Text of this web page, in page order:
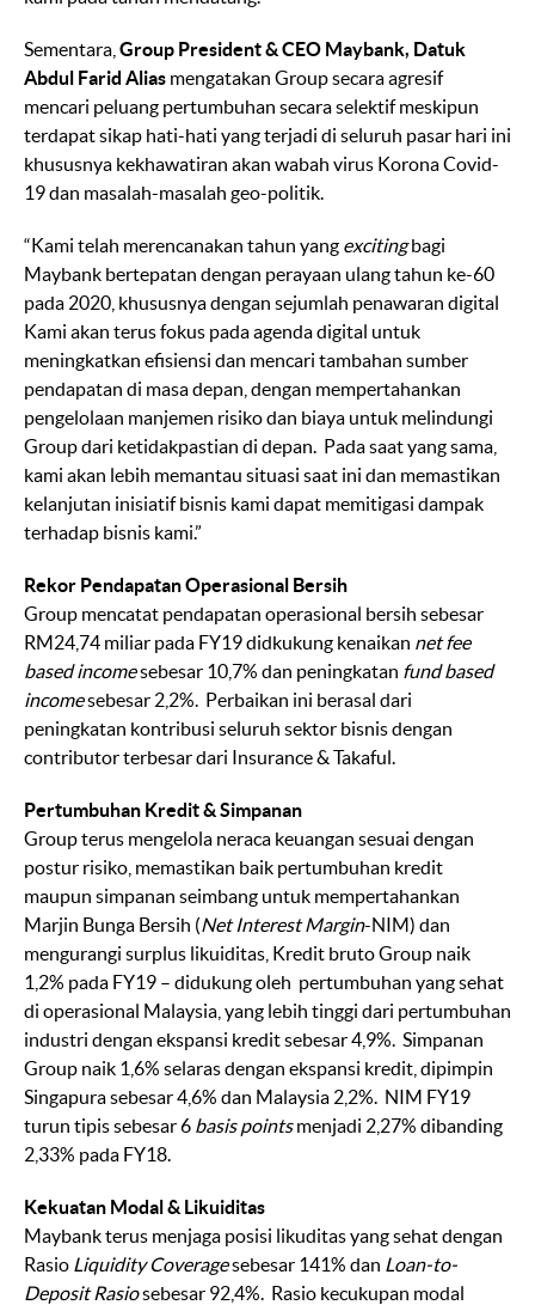
Sementara, Group President & CEO Maybank, Datuk
Abdul Farid Alias mengatakan Group secara agresif
mencari peluang pertumbuhan secara selektif meskipun
terdapat sikap hati-hati yang terjadi di seluruh pasar hari ini
khususnya kekhawatiran akan wabah virus Korona Covid-
19 dan masalah-masalah geo-politik.
“Kami telah merencanakan tahun yang excitingbagi
Maybank bertepatan dengan perayaan ulang tahun ke-60
pada 2020, khususnya dengan sejumlah penawaran digital
Kami akan terus fokus pada agenda digital untuk
meningkatkan efisiensi dan mencari tambahan sumber
pendapatan di masa depan, dengan mempertahankan
pengelolaan manjemen risiko dan biaya untuk melindungi
Group dari ketidakpastian di depan. Pada saat yang sama,
kami akan lebih memantau situasi saat ini dan memastikan
kelanjutan inisiatif bisnis kami dapat memitigasi dampak
terhadap bisnis kami.”
Rekor Pendapatan Operasional Bersih
Group mencatat pendapatan operasional bersih sebesar
RM24,74 miliar pada FY19 didkukung kenaikan net fee
based incomesebesar 10,7% dan peningkatan fund based
incomesebesar 2,2%. Perbaikan ini berasal dari
peningkatan kontribusi seluruh sektor bisnis dengan
contributor terbesar dari Insurance & Takaful.
Pertumbuhan Kredit & Simpanan
Group terus mengelola neraca keuangan sesuai dengan
postur risiko, memastikan baik pertumbuhan kredit
maupun simpanan seimbang untuk mempertahankan
Marjin Bunga Bersih (Net Interest Margin-NIM) dan
mengurangi surplus likuiditas, Kredit bruto Group naik
1,2% pada FY19 – didukung oleh pertumbuhan yang sehat
di operasional Malaysia, yang lebih tinggi dari pertumbuhan
industri dengan ekspansi kredit sebesar 4,9%. Simpanan
Group naik 1,6% selaras dengan ekspansi kredit, dipimpin
Singapura sebesar 4,6% dan Malaysia 2,2%. NIM FY19
turun tipis sebesar 6 basis pointsmenjadi 2,27% dibanding
2,33% pada FY18.
Kekuatan Modal & Likuiditas
Maybank terus menjaga posisi likuditas yang sehat dengan
Rasio Liquidity Coveragesebesar 141% dan Loan-to-
Deposit Rasiosebesar 92,4%. Rasio kecukupan modal